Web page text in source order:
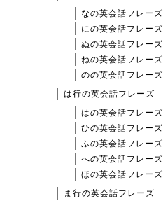
なの英会話フレーズ
にの英会話フレーズ
ぬの英会話フレーズ
ねの英会話フレーズ
のの英会話フレーズ
は行の英会話フレーズ
はの英会話フレーズ
ひの英会話フレーズ
ふの英会話フレーズ
への英会話フレーズ
ほの英会話フレーズ
ま行の英会話フレーズ